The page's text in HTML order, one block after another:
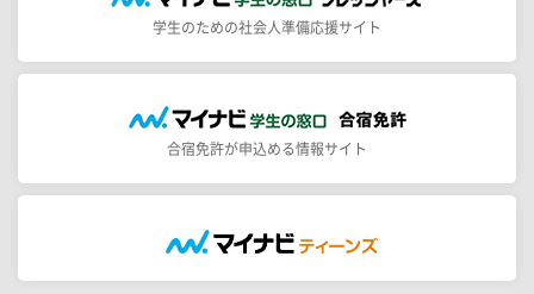
学生のための社会人準備応援サイト
合宿免許が申込める情報サイト